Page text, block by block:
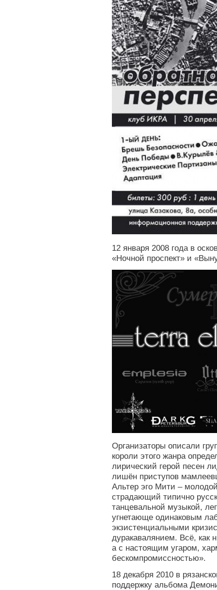
12 января 2008 года в
«Ночной проспект» и
Организаторы описали
короли этого жанра
лирический герой песен
лишён приступов
Альтер эго Мити –
страдающий типично
танцевальной музыкой,
угнетающе одинаковым
экзистенциальными
дуракавалянием. Всё, как
а с настоящим угаром,
бескомпромиссностью».
18 декабря 2010 в
поддержку альбома